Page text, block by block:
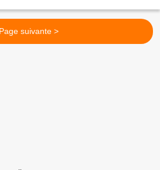
Page suivante >